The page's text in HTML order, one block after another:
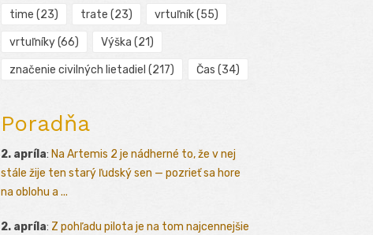
time (23) trate (23) vrtuľník(55)
vrtuľníky(66) Výška (21)
značenie civilných lietadiel (217) Čas (34)
Poradňa
2. apríla: Na Artemis 2 je nádherné to, že v nej
stále žije ten starý ľudský sen — pozrieť sa hore
na oblohu a ...
2. apríla: Z pohľadu pilota je na tom najcennejšie